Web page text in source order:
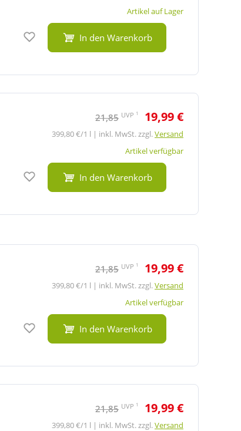
Artikel auf Lager
Auf den Merkzettel
In den Warenkorb
21,85 UVP 1 19,99 €
399,80 €/1 l | inkl. MwSt. zzgl.Versand
Artikel verfügbar
Auf den Merkzettel
In den Warenkorb
21,85 UVP 1 19,99 €
399,80 €/1 l | inkl. MwSt. zzgl.Versand
Artikel verfügbar
Auf den Merkzettel
In den Warenkorb
21,85 UVP 1 19,99 €
399,80 €/1 l | inkl. MwSt. zzgl.Versand